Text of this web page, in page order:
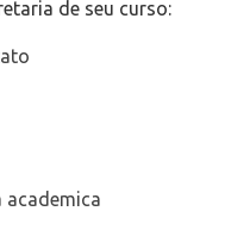
de seu curso:
academica